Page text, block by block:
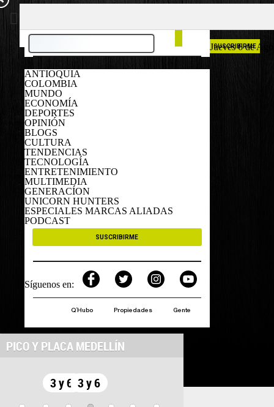
ANTIOQUIA
COLOMBIA
MUNDO
ECONOMÍA
DEPORTES
OPINIÓN
BLOGS
CULTURA
TENDENCIAS
TECNOLOGÍA
ENTRETENIMIENTO
MULTIMEDIA
GENERACÍON
UNICORN HUNTERS
ESPECIALES MARCAS ALIADAS
PODCAST
SUSCRIBIRME
Síguenos en:
Q´Hubo Propiedades Gente
Jueves 6 de
SUSCRIBIRME
PICO Y PLACA MEDELLÍN
3 y 6 3 y 6